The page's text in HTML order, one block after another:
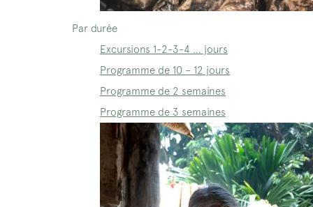
Par durée
Excursions 1-2-3-4 … jours
Programme de 10 – 12 jours
Programme de 2 semaines
Programme de 3 semaines